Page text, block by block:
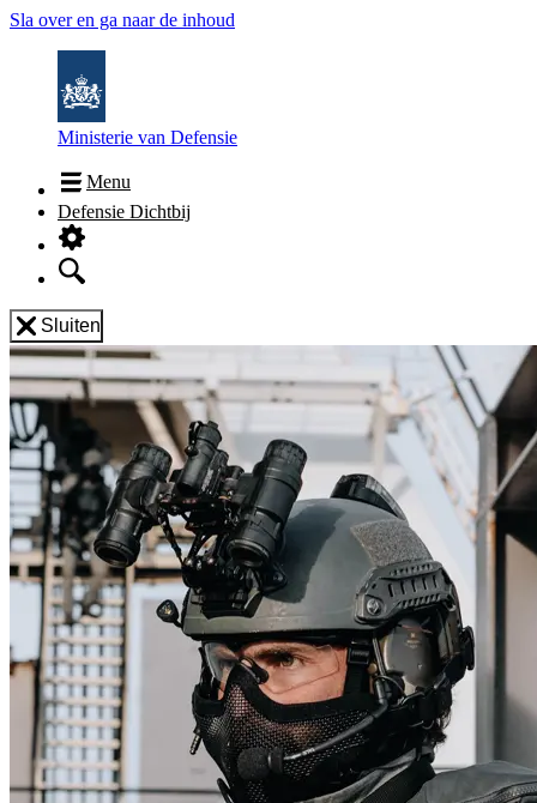
Sla over en ga naar de inhoud
Ministerie van Defensie
Menu
Defensie Dichtbij
Sluiten